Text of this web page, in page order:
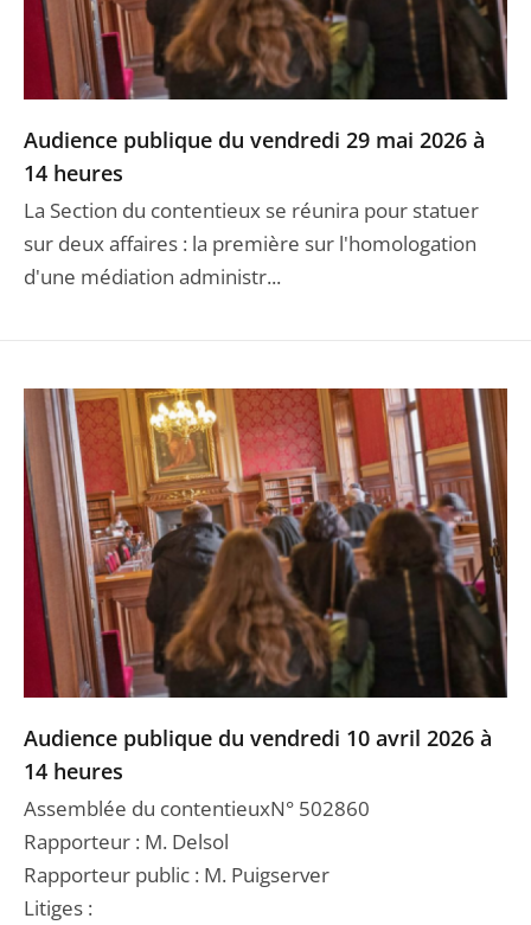
Audience publique du vendredi 29 mai 2026 à
14 heures
La Section du contentieux se réunira pour statuer
sur deux affaires : la première sur l'homologation
d'une médiation administr...
Audience publique du vendredi 10 avril 2026 à
14 heures
Assemblée du contentieuxN° 502860
Rapporteur : M. Delsol
Rapporteur public : M. Puigserver
Litiges :